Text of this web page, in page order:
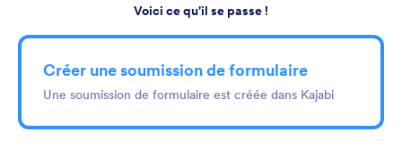
Voici ce qu'il se passe !
Créer une soumission de formulaire
Une soumission de formulaire est créée dans Kajabi